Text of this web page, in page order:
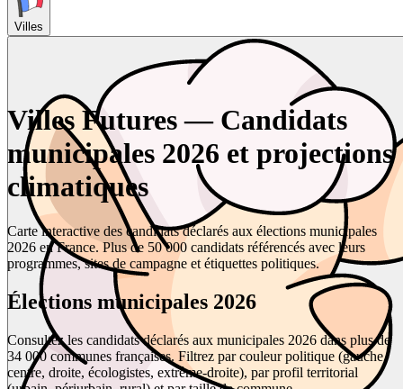
Villes
Villes Futures — Candidats
municipales 2026 et projections
climatiques
Carte interactive des candidats déclarés aux élections municipales
2026 en France. Plus de 50 000 candidats référencés avec leurs
programmes, sites de campagne et étiquettes politiques.
Élections municipales 2026
Consultez les candidats déclarés aux municipales 2026 dans plus de
34 000 communes françaises. Filtrez par couleur politique (gauche,
centre, droite, écologistes, extrême-droite), par profil territorial